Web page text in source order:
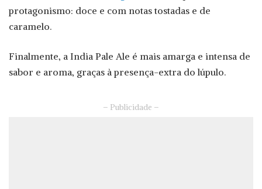
protagonismo: doce e com notas tostadas e de
caramelo.
Finalmente, a India Pale Ale é mais amarga e intensa de
sabor e aroma, graças à presença-extra do lúpulo.
– Publicidade –